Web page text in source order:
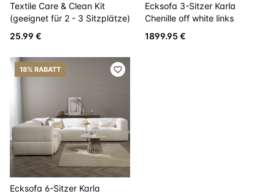
Textile Care & Clean Kit
(geeignet für 2 - 3 Sitzplätze)
25.99 €
Ecksofa 3-Sitzer Karla
Chenille off white links
1899.95 €
18% RABATT
Ecksofa 6-Sitzer Karla